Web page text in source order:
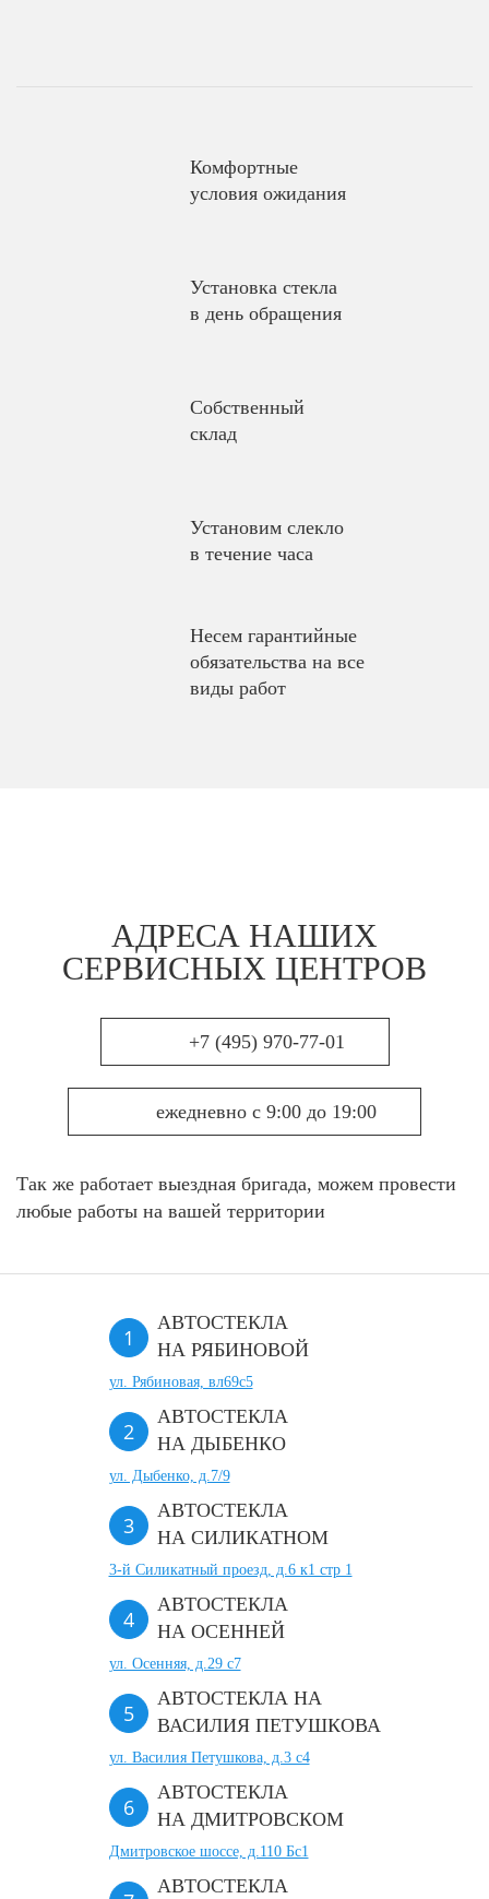
Комфортные
условия ожидания
Установка стекла
в день обращения
Собственный
склад
Установим слекло
в течение часа
Несем гарантийные
обязательства на все
виды работ
АДРЕСА НАШИХ
СЕРВИСНЫХ ЦЕНТРОВ
+7 (495) 970-77-01
ежедневно с 9:00 до 19:00
Так же работает выездная бригада, можем провести
любые работы на вашей территории
АВТОСТЕКЛА
НА РЯБИНОВОЙ
ул. Рябиновая, вл69с5
АВТОСТЕКЛА
НА ДЫБЕНКО
ул. Дыбенко, д.7/9
АВТОСТЕКЛА
НА СИЛИКАТНОМ
3-й Силикатный проезд, д.6 к1 стр 1
АВТОСТЕКЛА
НА ОСЕННЕЙ
ул. Осенняя, д.29 с7
АВТОСТЕКЛА НА
ВАСИЛИЯ ПЕТУШКОВА
ул. Василия Петушкова, д.3 с4
АВТОСТЕКЛА
НА ДМИТРОВСКОМ
Дмитровское шоссе, д.110 Бс1
АВТОСТЕКЛА